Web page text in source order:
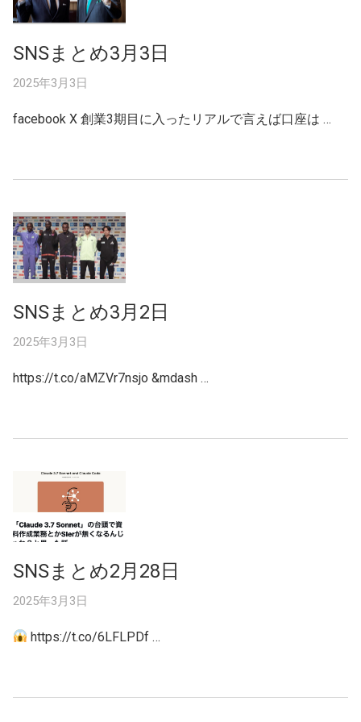
SNSまとめ3月3日
2025年3月3日
facebook X 創業3期目に入ったリアルで言えば口座は …
SNSまとめ3月2日
2025年3月3日
https://t.co/aMZVr7nsjo &mdash …
SNSまとめ2月28日
2025年3月3日
https://t.co/6LFLPDf …